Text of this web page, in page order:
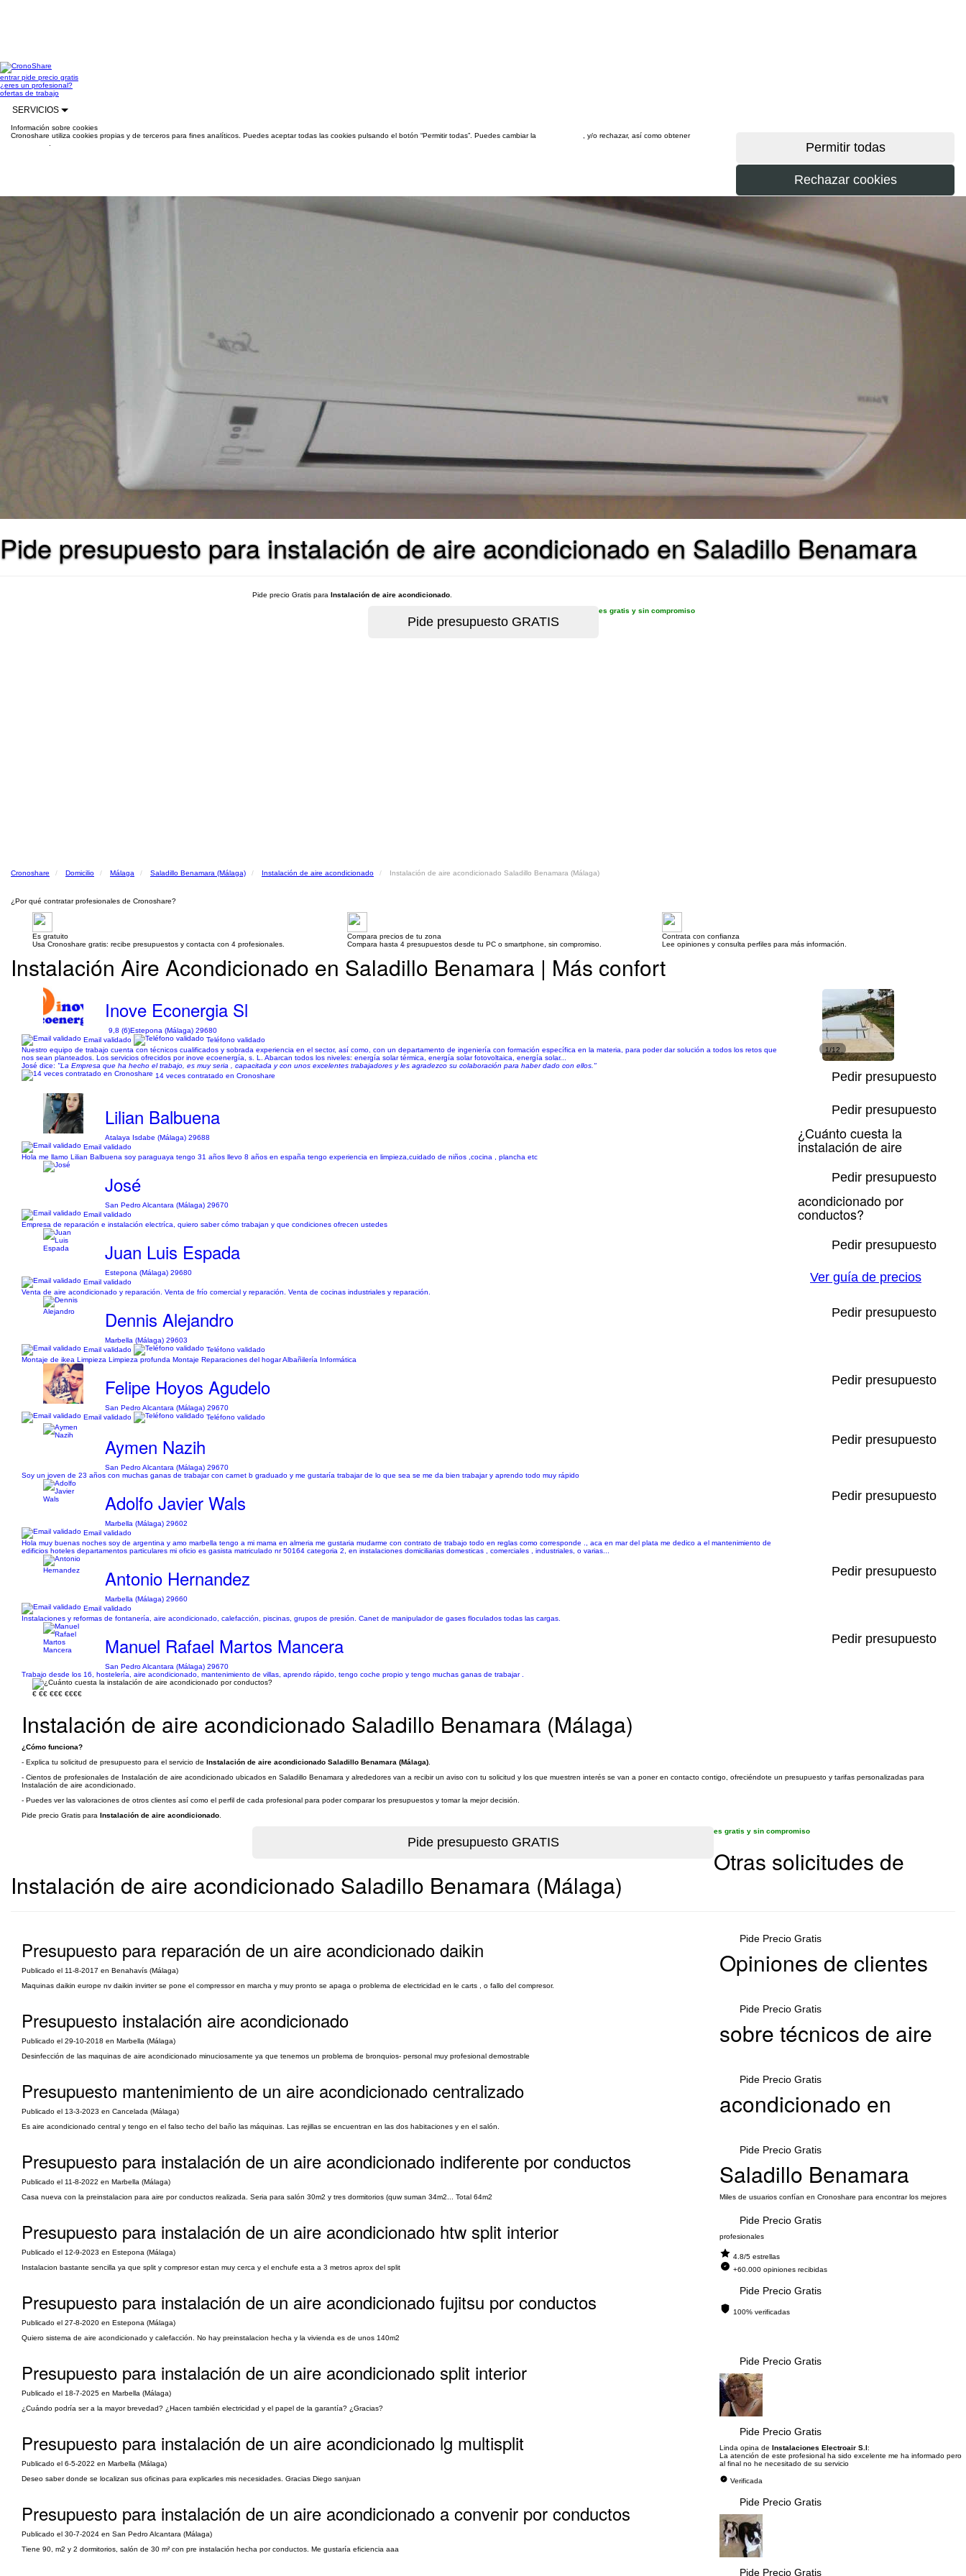
entrarpide precio gratis
¿eres un profesional?
ofertas de trabajo
SERVICIOS
Información sobre cookies
Cronoshare utiliza cookies propias y de terceros para fines analíticos. Puedes aceptar todas las cookies pulsando el botón “Permitir todas”. Puedes cambiar la
, y/o rechazar, así como obtener
Pide presupuesto para instalación de aire acondicionado en Saladillo Benamara
Pide precio Gratis para Instalación de aire acondicionado
es gratis y sin compromiso
Cronoshare Domicilio Málaga Saladillo Benamara (Málaga) Instalación de aire acondicionado Instalación de aire acondicionado Saladillo Benamara (Málaga)
¿Por qué contratar profesionales de Cronoshare?
Es gratuito
Usa Cronoshare gratis: recibe presupuestos y contacta con 4 profesionales.
Compara precios de tu zona
Compara hasta 4 presupuestos desde tu PC o smartphone, sin compromiso.
Contrata con confianza
Lee opiniones y consulta perfiles para más información.
Instalación Aire Acondicionado en Saladillo Benamara | Más confort
Inove Econergia Sl
9,8 (6)Estepona (Málaga) 29680
Email validado
Teléfono validado
Nuestro equipo de trabajo cuenta con técnicos cualificados y sobrada experiencia en el sector, así como, con un departamento de ingeniería con formación específica en la materia, para poder dar solución a todos los retos que
nos sean planteados. Los servicios ofrecidos por inove ecoenergía, s. L. Abarcan todos los niveles: energía solar térmica, energía solar fotovoltaica, energía solar...
José dice: "La Empresa que ha hecho el trabajo, es muy seria , capacitada y con unos excelentes trabajadores y les agradezco su colaboración para haber dado con ellos."
14 veces contratado en Cronoshare
1/12
Pedir presupuesto
Lilian Balbuena
Atalaya Isdabe (Málaga) 29688
Email validado
Hola me llamo Lilian Balbuena soy paraguaya tengo 31 años llevo 8 años en españa tengo experiencia en limpieza,cuidado de niños ,cocina , plancha etc
Pedir presupuesto
José
San Pedro Alcantara (Málaga) 29670
Email validado
Empresa de reparación e instalación electríca, quiero saber cómo trabajan y que condiciones ofrecen ustedes
Pedir presupuesto
Juan Luis Espada
Estepona (Málaga) 29680
Email validado
Venta de aire acondicionado y reparación. Venta de frío comercial y reparación. Venta de cocinas industriales y reparación.
Pedir presupuesto
Dennis Alejandro
Marbella (Málaga) 29603
Email validado
Teléfono validado
Montaje de ikea Limpieza Limpieza profunda Montaje Reparaciones del hogar Albañilería Informática
Pedir presupuesto
Felipe Hoyos Agudelo
San Pedro Alcantara (Málaga) 29670
Email validado
Teléfono validado
Pedir presupuesto
Aymen Nazih
San Pedro Alcantara (Málaga) 29670
Soy un joven de 23 años con muchas ganas de trabajar con carnet b graduado y me gustaría trabajar de lo que sea se me da bien trabajar y aprendo todo muy rápido
Pedir presupuesto
Adolfo Javier Wals
Marbella (Málaga) 29602
Email validado
Hola muy buenas noches soy de argentina y amo marbella tengo a mi mama en almeria me gustaria mudarme con contrato de trabajo todo en reglas como corresponde ., aca en mar del plata me dedico a el mantenimiento de
edificios hoteles departamentos particulares mi oficio es gasista matriculado nr 50164 categoria 2, en instalaciones domiciliarias domesticas , comerciales , industriales, o varias...
Pedir presupuesto
Antonio Hernandez
Marbella (Málaga) 29660
Email validado
Instalaciones y reformas de fontanería, aire acondicionado, calefacción, piscinas, grupos de presión. Canet de manipulador de gases floculados todas las cargas.
Pedir presupuesto
Manuel Rafael Martos Mancera
San Pedro Alcantara (Málaga) 29670
Trabajo desde los 16, hostelería, aire acondicionado, mantenimiento de villas, aprendo rápido, tengo coche propio y tengo muchas ganas de trabajar .
Pedir presupuesto
¿Cuánto cuesta la
instalación de aire
acondicionado por
conductos?
Ver guía de precios
€ €€ €€€ €€€€
Instalación de aire acondicionado Saladillo Benamara (Málaga)
¿Cómo funciona?
- Explica tu solicitud de presupuesto para el servicio de Instalación de aire acondicionado Saladillo Benamara (Málaga)
- Cientos de profesionales de Instalación de aire acondicionado ubicados en Saladillo Benamara y alrededores van a recibir un aviso con tu solicitud y los que muestren interés se van a poner en contacto contigo, ofreciéndote un presupuesto y tarifas personalizadas para
Instalación de aire acondicionado.
- Puedes ver las valoraciones de otros clientes así como el perfil de cada profesional para poder comparar los presupuestos y tomar la mejor decisión.
Pide precio Gratis para Instalación de aire acondicionado
es gratis y sin compromiso
Otras solicitudes de
Instalación de aire acondicionado Saladillo Benamara (Málaga)
Presupuesto para reparación de un aire acondicionado daikin
Publicado el 11-8-2017 en Benahavís (Málaga)
Maquinas daikin europe nv daikin invirter se pone el compressor en marcha y muy pronto se apaga o problema de electricidad en le carts , o fallo del compresor.
Pide Precio Gratis
Presupuesto instalación aire acondicionado
Publicado el 29-10-2018 en Marbella (Málaga)
Desinfección de las maquinas de aire acondicionado minuciosamente ya que tenemos un problema de bronquios- personal muy profesional demostrable
Pide Precio Gratis
Presupuesto mantenimiento de un aire acondicionado centralizado
Publicado el 13-3-2023 en Cancelada (Málaga)
Es aire acondicionado central y tengo en el falso techo del baño las máquinas. Las rejillas se encuentran en las dos habitaciones y en el salón.
Pide Precio Gratis
Presupuesto para instalación de un aire acondicionado indiferente por conductos
Publicado el 11-8-2022 en Marbella (Málaga)
Casa nueva con la preinstalacion para aire por conductos realizada. Seria para salón 30m2 y tres dormitorios (quw suman 34m2... Total 64m2
Pide Precio Gratis
Presupuesto para instalación de un aire acondicionado htw split interior
Publicado el 12-9-2023 en Estepona (Málaga)
Instalacion bastante sencilla ya que split y compresor estan muy cerca y el enchufe esta a 3 metros aprox del split
Pide Precio Gratis
Presupuesto para instalación de un aire acondicionado fujitsu por conductos
Publicado el 27-8-2020 en Estepona (Málaga)
Quiero sistema de aire acondicionado y calefacción. No hay preinstalacion hecha y la vivienda es de unos 140m2
Pide Precio Gratis
Presupuesto para instalación de un aire acondicionado split interior
Publicado el 18-7-2025 en Marbella (Málaga)
¿Cuándo podría ser a la mayor brevedad? ¿Hacen también electricidad y el papel de la garantía? ¿Gracias?
Pide Precio Gratis
Presupuesto para instalación de un aire acondicionado lg multisplit
Publicado el 6-5-2022 en Marbella (Málaga)
Deseo saber donde se localizan sus oficinas para explicarles mis necesidades. Gracias Diego sanjuan
Pide Precio Gratis
Presupuesto para instalación de un aire acondicionado a convenir por conductos
Publicado el 30-7-2024 en San Pedro Alcantara (Málaga)
Tiene 90, m2 y 2 dormitorios, salón de 30 m² con pre instalación hecha por conductos. Me gustaría eficiencia aaa
Pide Precio Gratis
Pide Precio Gratis
Opiniones de clientes
sobre técnicos de aire
acondicionado en
Saladillo Benamara
Miles de usuarios confían en Cronoshare para encontrar los mejores
profesionales
4.8/5 estrellas
+60.000 opiniones recibidas
100% verificadas
Linda opina de Instalaciones Electroair S.l:
La atención de este profesional ha sido excelente me ha informado pero
al final no he necesitado de su servicio
Verificada